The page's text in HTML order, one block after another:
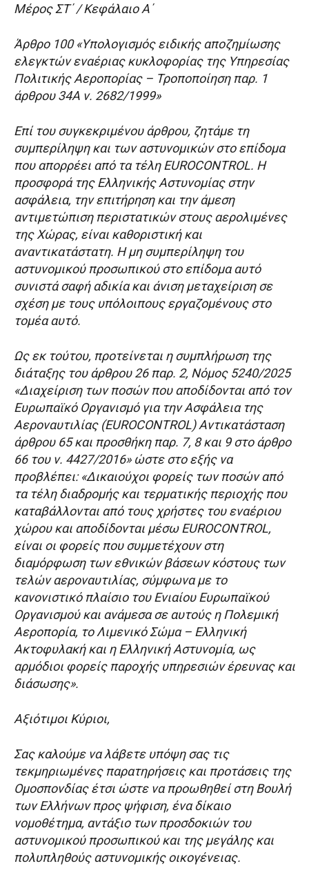
Μέρος ΣΤ΄ / Κεφάλαιο Α΄
Άρθρο 100 «Υπολογισμός ειδικής αποζημίωσης
ελεγκτών εναέριας κυκλοφορίας της Υπηρεσίας
Πολιτικής Αεροπορίας – Τροποποίηση παρ. 1
άρθρου 34Α ν. 2682/1999»
Επί του συγκεκριμένου άρθρου, ζητάμε τη
συμπερίληψη και των αστυνομικών στο επίδομα
που απορρέει από τα τέλη EUROCONTROL. Η
προσφορά της Ελληνικής Αστυνομίας στην
ασφάλεια, την επιτήρηση και την άμεση
αντιμετώπιση περιστατικών στους αερολιμένες
της Χώρας, είναι καθοριστική και
αναντικατάστατη. Η μη συμπερίληψη του
αστυνομικού προσωπικού στο επίδομα αυτό
συνιστά σαφή αδικία και άνιση μεταχείριση σε
σχέση με τους υπόλοιπους εργαζομένους στο
τομέα αυτό.
Ως εκ τούτου, προτείνεται η συμπλήρωση της
διάταξης του άρθρου 26 παρ. 2, Νόμος 5240/2025
«Διαχείριση των ποσών που αποδίδονται από τον
Ευρωπαϊκό Οργανισμό για την Ασφάλεια της
Αεροναυτιλίας (EUROCONTROL) Αντικατάσταση
άρθρου 65 και προσθήκη παρ. 7, 8 και 9 στο άρθρο
66 του ν. 4427/2016» ώστε στο εξής να
προβλέπει: «Δικαιούχοι φορείς των ποσών από
τα τέλη διαδρομής και τερματικής περιοχής που
καταβάλλονται από τους χρήστες του εναέριου
χώρου και αποδίδονται μέσω EUROCONTROL,
είναι οι φορείς που συμμετέχουν στη
διαμόρφωση των εθνικών βάσεων κόστους των
τελών αεροναυτιλίας, σύμφωνα με το
κανονιστικό πλαίσιο του Ενιαίου Ευρωπαϊκού
Οργανισμού και ανάμεσα σε αυτούς η Πολεμική
Αεροπορία, το Λιμενικό Σώμα – Ελληνική
Ακτοφυλακή και η Ελληνική Αστυνομία, ως
αρμόδιοι φορείς παροχής υπηρεσιών έρευνας και
διάσωσης».
Αξιότιμοι Κύριοι,
Σας καλούμε να λάβετε υπόψη σας τις
τεκμηριωμένες παρατηρήσεις και προτάσεις της
Ομοσπονδίας έτσι ώστε να προωθηθεί στη Βουλή
των Ελλήνων προς ψήφιση, ένα δίκαιο
νομοθέτημα, αντάξιο των προσδοκιών του
αστυνομικού προσωπικού και της μεγάλης και
πολυπληθούς αστυνομικής οικογένειας.